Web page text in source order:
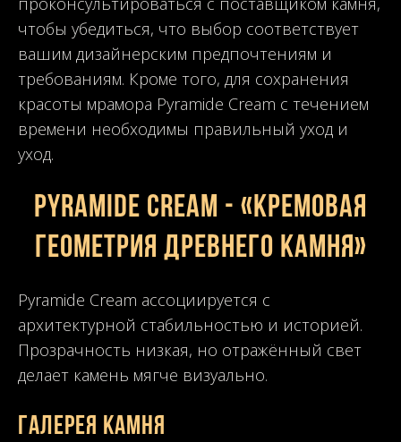
чтобы убедиться, что выбор соответствует
вашим дизайнерским предпочтениям и
требованиям. Кроме того, для сохранения
красоты мрамора Pyramide Cream с течением
времени необходимы правильный уход и
уход.
Pyramide Cream - «Кремовая
геометрия древнего камня»
Pyramide Cream ассоциируется с
архитектурной стабильностью и историей.
Прозрачность низкая, но отражённый свет
делает камень мягче визуально.
Галерея камня